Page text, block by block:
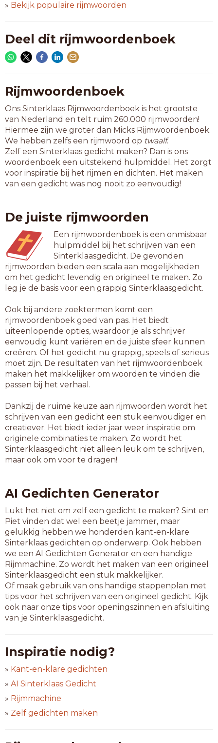
» Bekijk populaire rijmwoorden
Deel dit rijmwoordenboek
Rijmwoordenboek
Ons Sinterklaas Rijmwoordenboek is het grootste
van Nederland en telt ruim 260.000 rijmwoorden!
Hiermee zijn we groter dan Micks Rijmwoordenboek.
We hebben zelfs een rijmwoord op twaalf.
Zelf een Sinterklaas gedicht maken? Dan is ons
woordenboek een uitstekend hulpmiddel. Het zorgt
voor inspiratie bij het rijmen en dichten. Het maken
van een gedicht was nog nooit zo eenvoudig!
De juiste rijmwoorden
Een rijmwoordenboek is een onmisbaar
hulpmiddel bij het schrijven van een
Sinterklaasgedicht. De gevonden
rijmwoorden bieden een scala aan mogelijkheden
om het gedicht levendig en origineel te maken. Zo
leg je de basis voor een grappig Sinterklaasgedicht.
Ook bij andere zoektermen komt een
rijmwoordenboek goed van pas. Het biedt
uiteenlopende opties, waardoor je als schrijver
eenvoudig kunt variëren en de juiste sfeer kunnen
creëren. Of het gedicht nu grappig, speels of serieus
moet zijn. De resultaten van het rijmwoordenboek
maken het makkelijker om woorden te vinden die
passen bij het verhaal.
Dankzij de ruime keuze aan rijmwoorden wordt het
schrijven van een gedicht een stuk eenvoudiger en
creatiever. Het biedt ieder jaar weer inspiratie om
originele combinaties te maken. Zo wordt het
Sinterklaasgedicht niet alleen leuk om te schrijven,
maar ook om voor te dragen!
AI Gedichten Generator
Lukt het niet om zelf een gedicht te maken? Sint en
Piet vinden dat wel een beetje jammer, maar
gelukkig hebben we honderden kant-en-klare
Sinterklaas gedichten op onderwerp. Ook hebben
we een AI Gedichten Generator en een handige
Rijmmachine. Zo wordt het maken van een origineel
Sinterklaasgedicht een stuk makkelijker.
Of maak gebruik van ons handige stappenplan met
tips voor het schrijven van een origineel gedicht. Kijk
ook naar onze tips voor openingszinnen en afsluiting
van je Sinterklaasgedicht.
Inspiratie nodig?
» Kant-en-klare gedichten
» AI Sinterklaas Gedicht
» Rijmmachine
» Zelf gedichten maken